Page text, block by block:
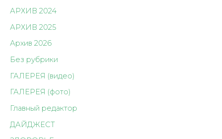
АРХИВ 2024
АРХИВ 2025
Архив 2026
Без рубрики
ГАЛЕРЕЯ (видео)
ГАЛЕРЕЯ (фото)
Главный редактор
ДАЙДЖЕСТ